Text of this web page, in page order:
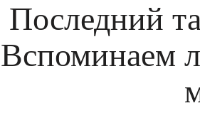
Последний
Вспоминаем